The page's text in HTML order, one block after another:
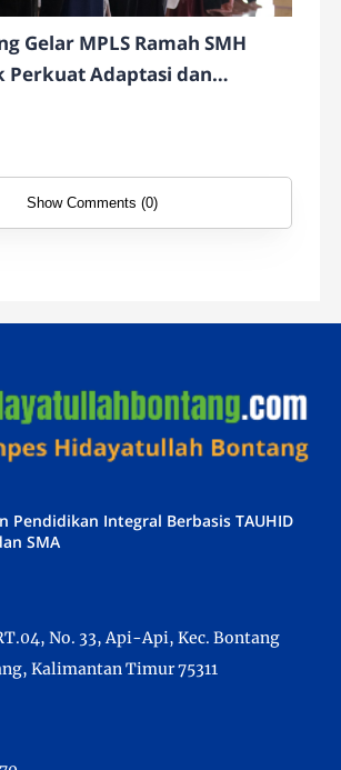
Gelar MPLS Ramah SMH
Perkuat Adaptasi dan
Show Comments (0)
Pendidikan Integral Berbasis TAUHID
SMA
No. 33, Api-Api, Kec. Bontang
Kalimantan Timur 75311